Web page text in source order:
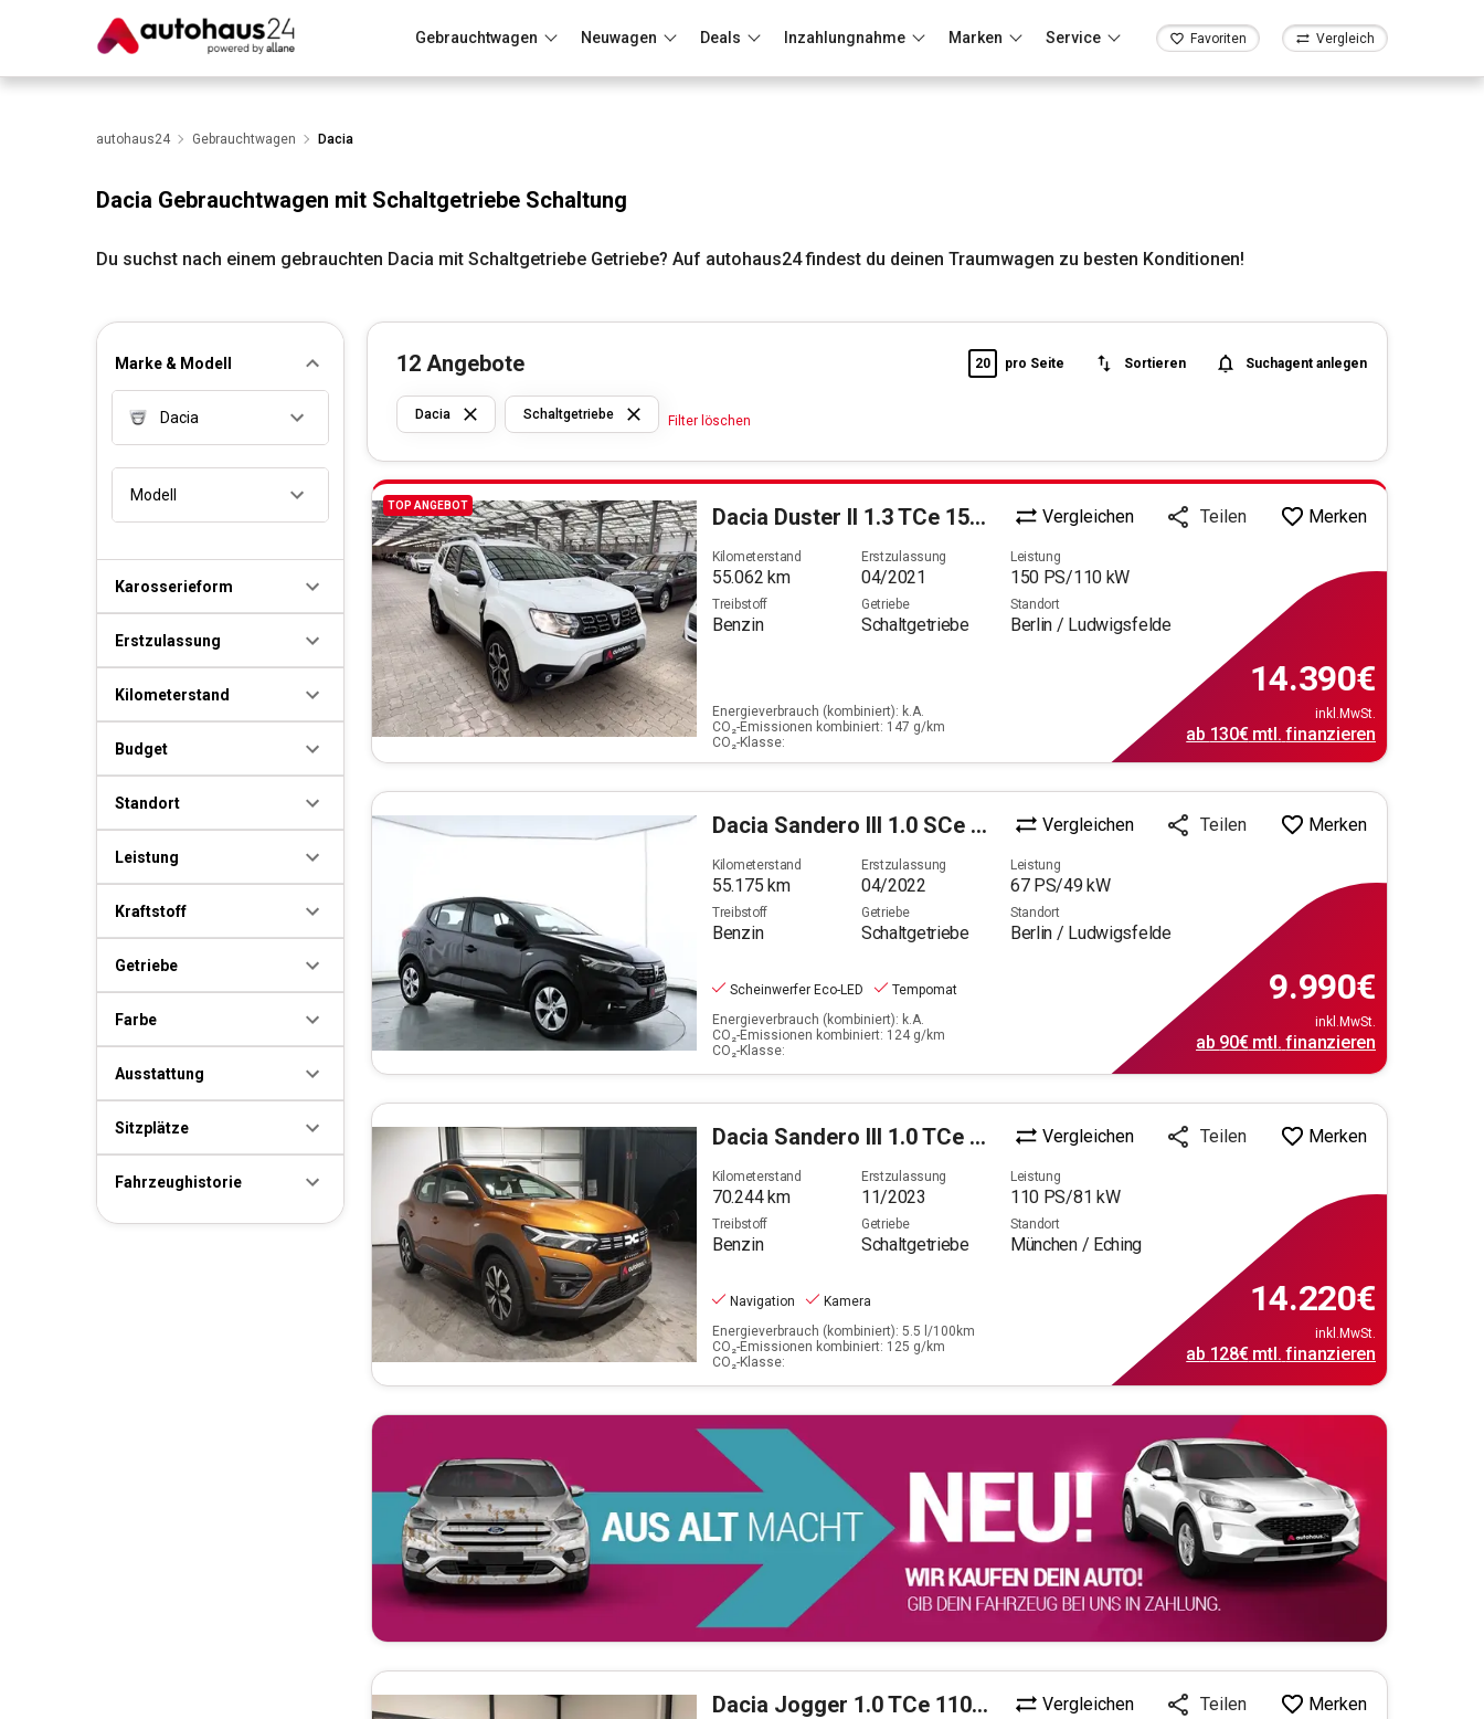
Gebrauchtwagen Neuwagen Deals Inzahlungnahme Marken Service Favoriten Vergleich
Wir bewerten dein AutoRund um die Inzahlungnahme
autohaus24 Gebrauchtwagen Dacia
Dacia Gebrauchtwagen mit Schaltgetriebe Schaltung
Du suchst nach einem gebrauchten Dacia mit Schaltgetriebe Getriebe? Auf autohaus24 findest du deinen Traumwagen zu besten Konditionen!
Marke & Modell
Dacia
Modell
Karosserieform
Erstzulassung
Kilometerstand
Budget
Standort
Leistung
Kraftstoff
Getriebe
Farbe
Ausstattung
Sitzplätze
Fahrzeughistorie
12 Angebote
Filter löschen
20 pro Seite Sortieren Suchagent anlegen
Dacia Schaltgetriebe Filter löschen
TOP ANGEBOT Dacia Duster II 1.3 TCe 150 Celebration 2WD GPF (EU 6d) Vergleichen Teilen Merken
Kilometerstand
55.062 km
Erstzulassung
04/2021
Leistung
150 PS/110 kW
Treibstoff
Benzin
Getriebe
Schaltgetriebe
Standort
Berlin / Ludwigsfelde
Energieverbrauch (kombiniert): k.A.
CO₂-Emissionen kombiniert: 147 g/km
CO₂-Klasse:
14.390€
inkl.MwSt.
ab 130€mtl. finanzieren
Dacia Sandero III 1.0 SCe 65 Essential (Euro 6d) Vergleichen Teilen Merken
Kilometerstand
55.175 km
Erstzulassung
04/2022
Leistung
67PS/49kW
Treibstoff
Benzin
Getriebe
Schaltgetriebe
Standort
Berlin / Ludwigsfelde
Scheinwerfer Eco-LED
Tempomat
Energieverbrauch (kombiniert): k.A.
CO₂-Emissionen kombiniert: 124 g/km
CO₂-Klasse:
9.990€
inkl.MwSt.
ab 90€mtl. finanzieren
Dacia Sandero III 1.0 TCe 110 Stepway Expression + (EURO Vergleichen Teilen Merken
Kilometerstand
70.244km
Erstzulassung
11/2023
Leistung
110 PS/81 kW
Treibstoff
Benzin
Getriebe
Schaltgetriebe
Standort
München / Eching
Navigation
Kamera
Energieverbrauch (kombiniert): 5.5 l/100km
CO₂-Emissionen kombiniert: 125 g/km
CO₂-Klasse:
14.220€
inkl.MwSt.
ab 128€mtl. finanzieren
Dacia Jogger 1.0 TCe 110 Expression (EU 6d) Vergleichen Teilen Merken